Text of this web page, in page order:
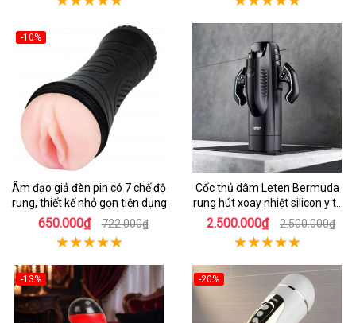
-10%
Âm đạo giả đèn pin có 7 chế độ
rung, thiết kế nhỏ gọn tiện dụng
650.000₫ 722.000₫
Cốc thủ dâm Leten Bermuda
rung hút xoay nhiệt silicon y tế
mới nhất
2.500.000₫ 2.500.000₫
-13% -20%